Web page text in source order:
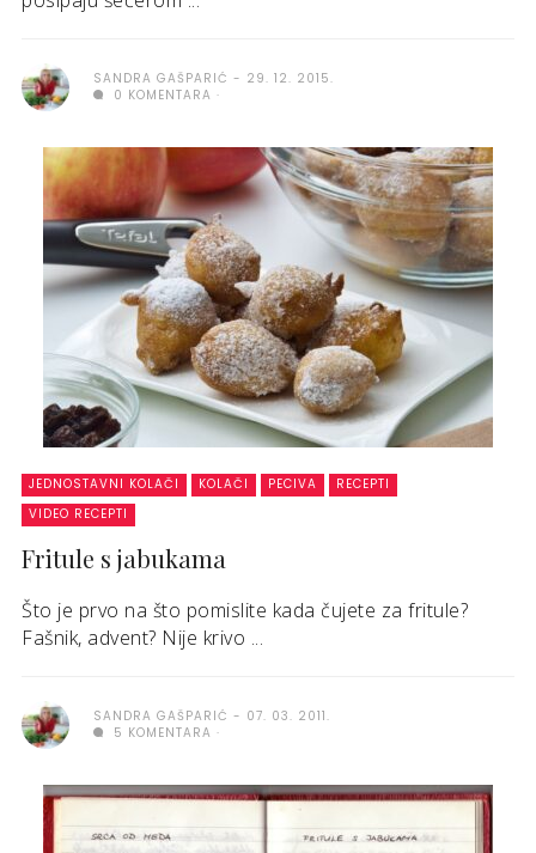
SANDRA GAŠPARIĆ
29. 12. 2015.
0 KOMENTARA
JEDNOSTAVNI KOLAČI KOLAČI PECIVA
RECEPTI
VIDEO RECEPTI
Fritule s jabukama
Što je prvo na što pomislite kada čujete za fritule?
Fašnik, advent? Nije krivo ...
SANDRA GAŠPARIĆ
07. 03. 2011.
5 KOMENTARA